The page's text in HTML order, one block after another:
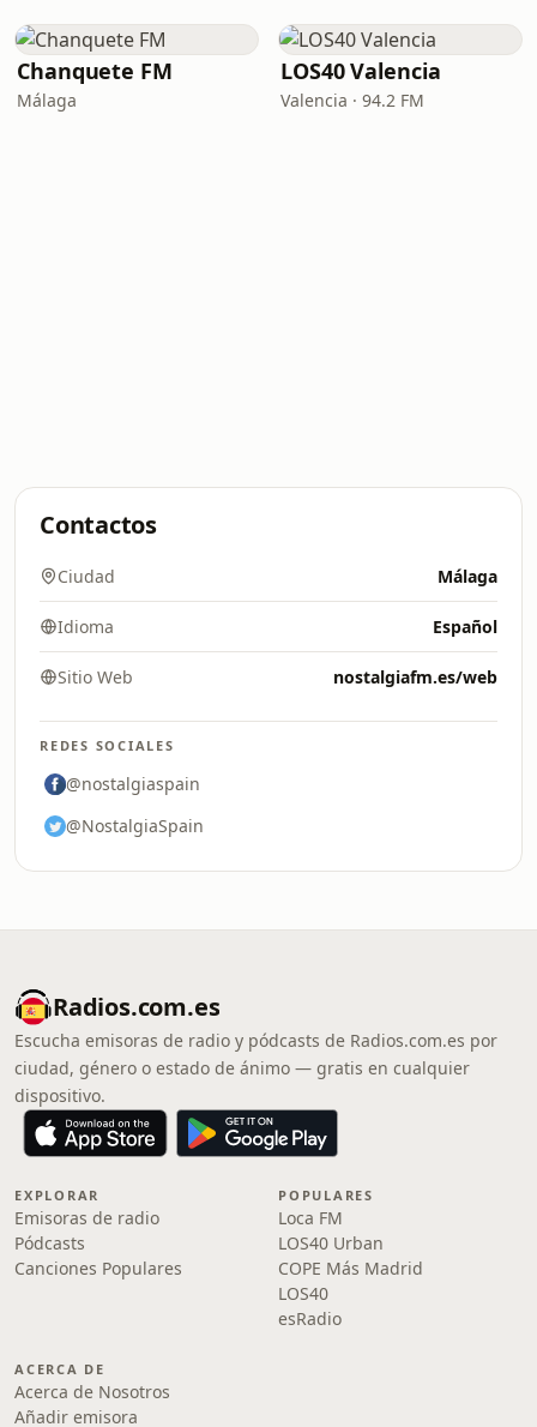
Chanquete FM
Málaga
LOS40 Valencia
Valencia · 94.2 FM
Contactos
Ciudad Málaga
Idioma Español
Sitio Web nostalgiafm.es/web
REDES SOCIALES
@nostalgiaspain
@NostalgiaSpain
Radios.com.es
Escucha emisoras de radio y pódcasts de Radios.com.es por
ciudad, género o estado de ánimo — gratis en cualquier
dispositivo.
EXPLORAR
Emisoras de radio
Pódcasts
Canciones Populares
POPULARES
Loca FM
LOS40 Urban
COPE Más Madrid
LOS40
esRadio
ACERCA DE
Acerca de Nosotros
Añadir emisora